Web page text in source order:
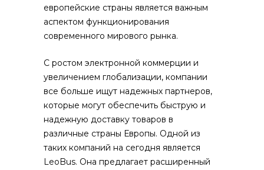
европейские страны является важным
аспектом функционирования
современного мирового рынка.
С ростом электронной коммерции и
увеличением глобализации, компании
все больше ищут надежных партнеров,
которые могут обеспечить быструю и
надежную доставку товаров в
различные страны Европы. Одной из
таких компаний на сегодня является
LeoBus. Она предлагает расширенный